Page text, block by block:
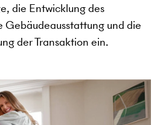
die Entwicklung des
und die
der Transaktion ein.